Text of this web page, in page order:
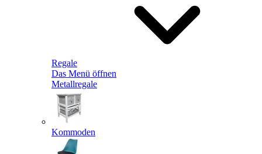
Regale
Das Menü öffnen
Metallregale
Kommoden